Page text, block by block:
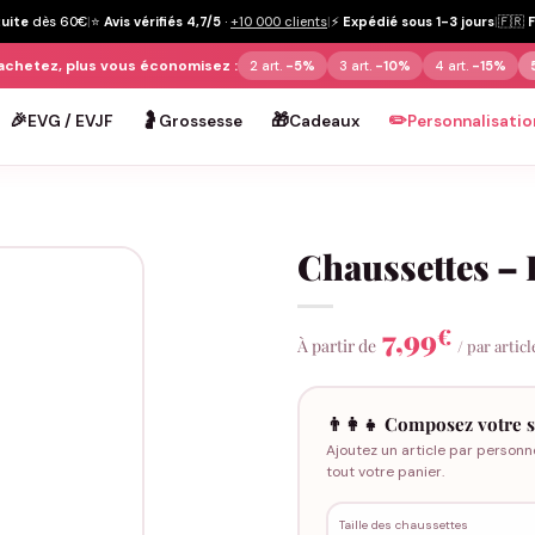
dès 60€|⭐ Avis vérifiés 4,7/5 · +10 000 clients|⚡ Expédié sous 1-3 jours|🇫🇷
plus vous économisez : 2 art. -5% 3 art. -10% 4 art. -15%
🎉EVG / EVJF 🤰 Grossesse 🎁Cadeaux ✏️
Chaussettes –
À partir de 7,99€ / par
👨‍👩‍👧 Composez votre
Ajoutez un article par
tout votre panier.
Taille des chaussettes